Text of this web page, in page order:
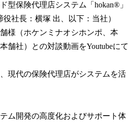
型保険代理店システム「hokan®︎」
社長：横塚 出、以下：当社）
様（ホケンミナオシホンポ、本
舗社）との対談動画をYoutubeにて
現代の保険代理店がシステムを活
ム開発の高度化およびサポート体